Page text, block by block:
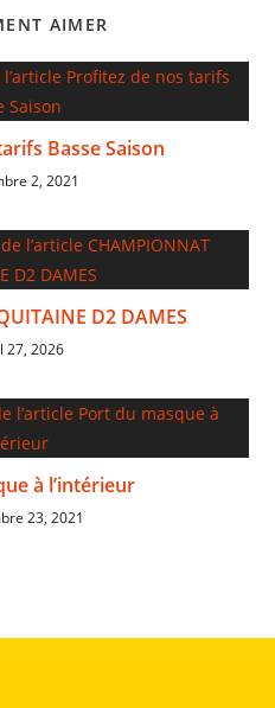
AIMER
Basse Saison
2, 2021
D2 DAMES
27, 2026
à l’intérieur
23, 2021